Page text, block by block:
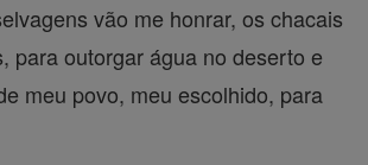
vão me honrar, os chacais
para outorgar água no deserto e
meu povo, meu escolhido, para